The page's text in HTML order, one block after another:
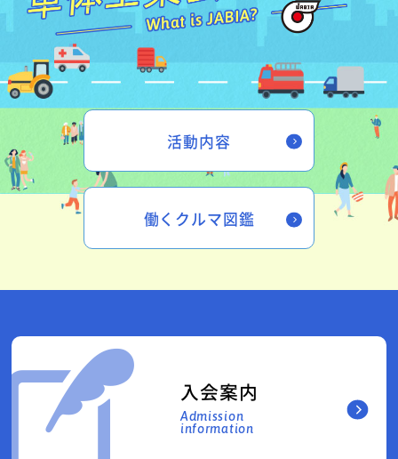
活動内容
働くクルマ図鑑
入会案内
Admission
information